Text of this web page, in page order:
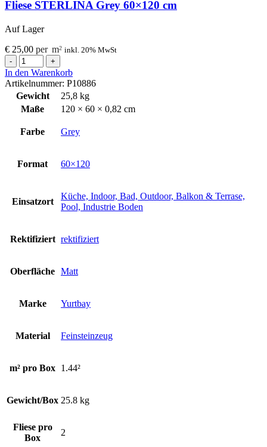
Fliese STERLINA Grey 60×120 cm
Auf Lager
€ 25,00 per m2 inkl. 20% MwSt
Fliese
STERLINA
Grey
60x120
cm
Menge
In den Warenkorb
Artikelnummer: P10886
Gewicht
25,8 kg
Maße
120 × 60 × 0,82 cm
Farbe Grey
Format 60×120
Einsatzort
Küche, Indoor, Bad, Outdoor, Balkon & Terrase,
Pool, Industrie Boden
Rektifiziert rektifiziert
Oberfläche Matt
Marke Yurtbay
Material Feinsteinzeug
m² pro Box 1.44²
Gewicht/Box 25.8 kg
Fliese pro
Box
2